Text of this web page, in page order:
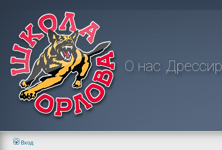
О нас
Вход